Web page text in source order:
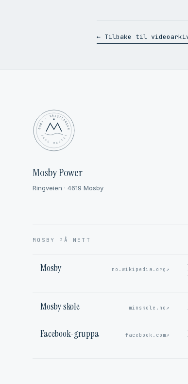
← Tilbake til
MOSBY · KRISTIANSAND
✦ ANNO MDCCCL ✦
Mosby Power
Ringveien · 4619 Mosby
MOSBY PÅ NETT
Mosby no.wikipedia.org ↗
Mosby skole minskole.no ↗
Facebook-gruppa facebook.com↗